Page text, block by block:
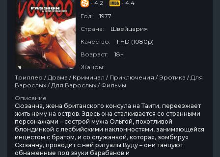
- 4.2
- 4.4
Год:
1977
Страна:
Швейцария
Качество:
FHD (1080p)
Возраст:
18+
Жанры:
Триллер / Драма / Криминал / Приключения / Эротика / Для
Взрослых / Для Взрослых / Фильмы
Описание
Сюзанна, жена британского консула на Таити, переезжает
жить нему на остров. Здесь она сталкивается со странными
персонажами – сестрой мужа Ольгой, похотливой
блондинкой с лесбийскими наклонностями, занимающейся
инцестом с братом, и со служанкой, которая, зомбируя
Сюзанну, проводит с ней ритуалы Вуду – они танцуют
обнаженные под звуки барабанов и